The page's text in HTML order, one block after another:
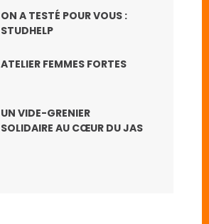
ON A TESTÉ POUR VOUS :
STUDHELP
ATELIER FEMMES FORTES
UN VIDE-GRENIER
SOLIDAIRE AU CŒUR DU JAS